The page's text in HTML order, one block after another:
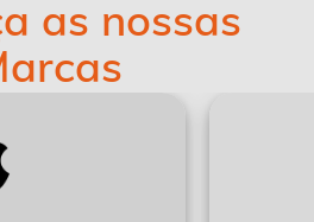
as nossas